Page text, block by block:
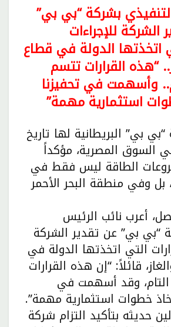
بشركة “بي بي”
للإجراءات
اتخذتها الدولة في قطاع
“هذه القرارات تتسم
وأسهمت في تحفيزنا
استثمارية مهمة”
بي” البريطانية لها تاريخ
السوق المصرية، مؤكداً
الطاقة ليس فقط في
بل وفي منطقة البحر الأحمر
أعرب نائب الرئيس
“بي بي” عن تقدير الشركة
التي اتخذتها الدولة في
قائلاً: “إن هذه القرارات
وقد أسهمت في
خطوات استثمارية مهمة”.
حديثه بتأكيد التزام شركة